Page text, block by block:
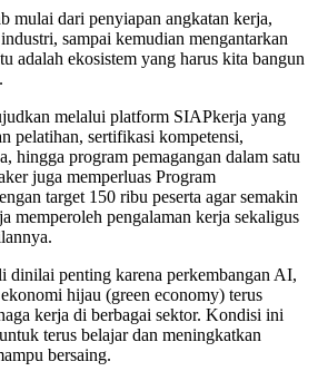
mulai dari penyiapan angkatan kerja,
sampai kemudian mengantarkan
adalah ekosistem yang harus kita bangun
melalui platform SIAPkerja yang
pelatihan, sertifikasi kompetensi,
hingga program pemagangan dalam satu
juga memperluas Program
target 150 ribu peserta agar semakin
memperoleh pengalaman kerja sekaligus
dinilai penting karena perkembangan AI,
hijau (green economy) terus
kerja di berbagai sektor. Kondisi ini
terus belajar dan meningkatkan
bersaing.